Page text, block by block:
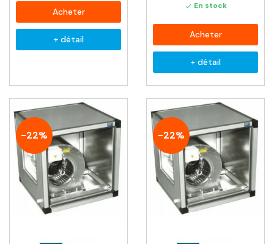
Acheter
+ détail
 En stock
Acheter
+ détail
-22% -22%